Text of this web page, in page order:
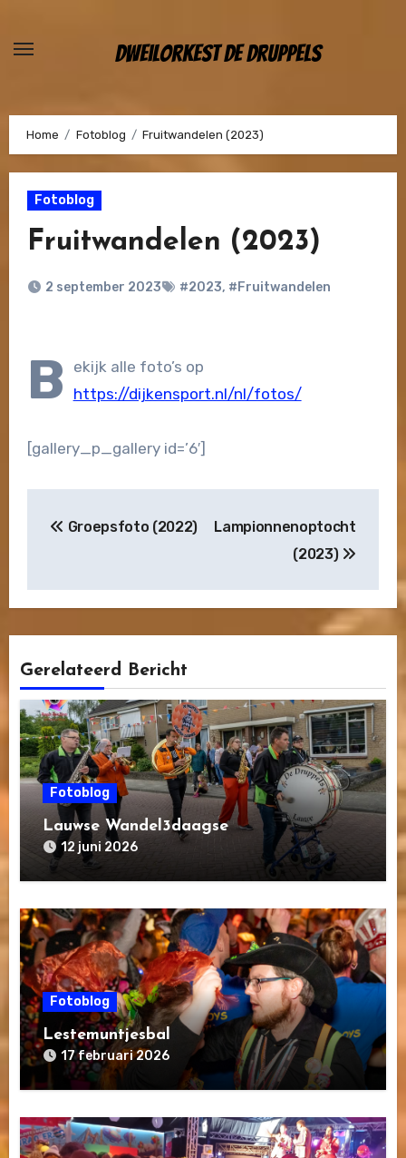
Dweilorkest De Druppels
Home Fotoblog Fruitwandelen (2023)
Fotoblog
Fruitwandelen (2023)
2 september 2023 #2023, #Fruitwandelen
B
ekijk alle foto’s op
https://dijkensport.nl/nl/fotos/
[gallery_p_gallery id=’6′]
navigatie
Groepsfoto (2022)
Lampionnenoptocht
(2023)
Gerelateerd Bericht
Fotoblog
Lauwse Wandel3daagse
12 juni 2026
Fotoblog
Lestemuntjesbal
17 februari 2026